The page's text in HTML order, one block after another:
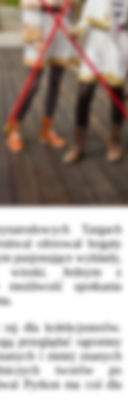
Targach
oferował bogaty
pasjonujące wykłady,
wioski. Jednym z
spotkania
dla kolekcjonerów.
przeglądać ogromny
i mniej znanych
tworów po
Pyrkon ma coś dla